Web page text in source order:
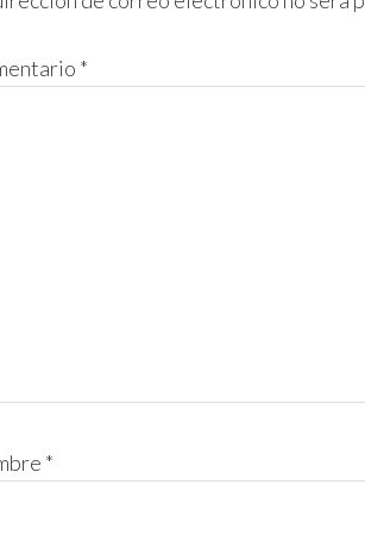
*
*